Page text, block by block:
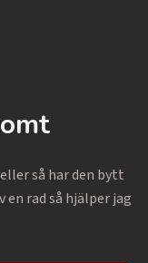
så har den bytt
en rad så hjälper jag